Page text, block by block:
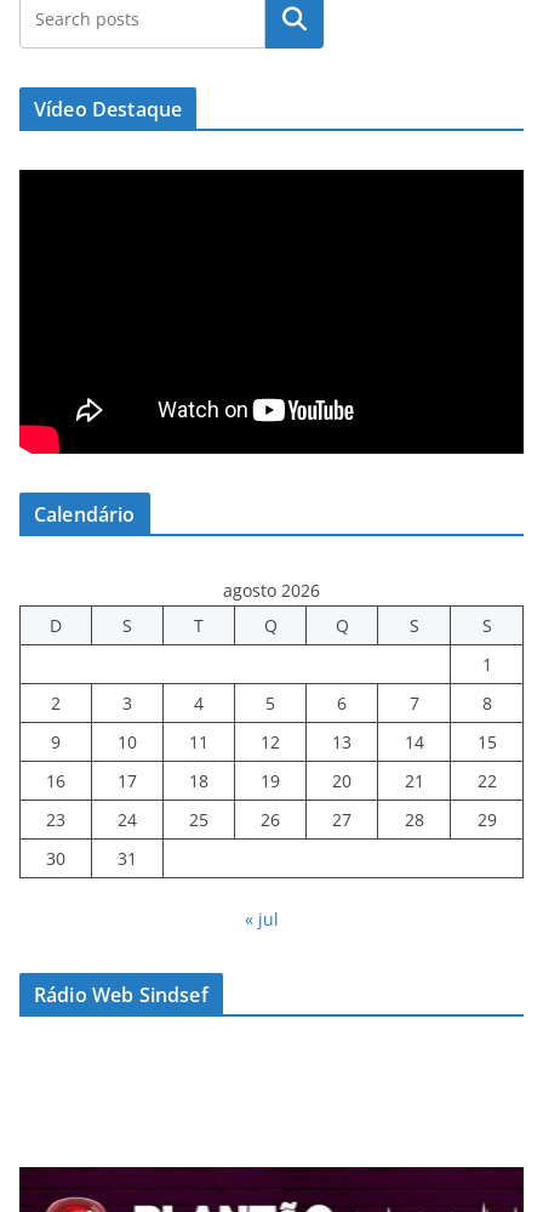
Pesquisar
Vídeo Destaque
Calendário
agosto 2026
D
S T Q Q S
S
1
2
3 4 5 6 7
8
9
10 11 12 13 14
15
16
17 18 19 20 21
22
23
24 25 26 27 28
29
30
31
« jul
Rádio Web Sindsef